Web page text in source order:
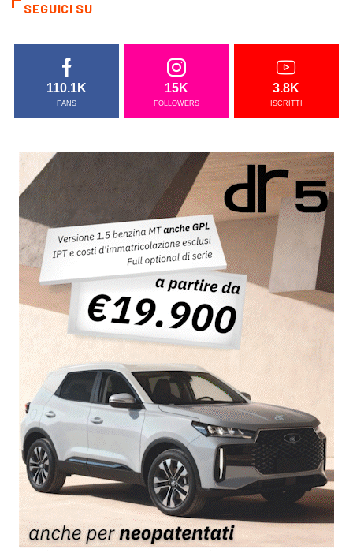
SEGUICI SU
110.1K
FANS
15K
FOLLOWERS
3.8K
ISCRITTI